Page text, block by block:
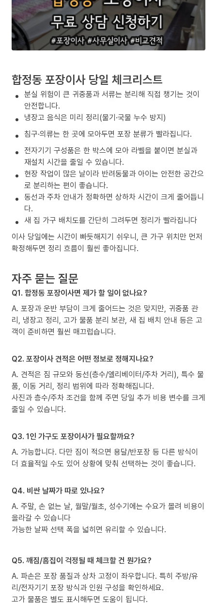
합정동 포장이사 당일 체크리스트
분실 위험이 큰 귀중품과 서류는 분리해 직접 챙기는 것이
안전합니다.
냉장고 음식은 미리 정리(물기·국물 누수 방지)
침구·의류는 한 곳에 모아두면 포장 분류가 빨라집니다.
전자기기 구성품은 한 박스에 모아 라벨을 붙이면 분실과
재설치 시간을 줄일 수 있습니다.
현장 작업이 많은 날이라 반려동물과 아이는 안전한 공간으
로 분리하는 편이 좋습니다.
동선과 주차 안내가 정확하면 상하차 시간이 크게 줄어듭니
다.
새 집 가구 배치도를 간단히 그려두면 정리가 빨라집니다
이사 당일에는 시간이 빠듯해지기 쉬우니, 큰 가구 위치만 먼저
확정해두면 정리 흐름이 훨씬 좋아집니다.
자주 묻는 질문
Q1. 합정동 포장이사면 제가 할 일이 없나요?
A. 포장과 운반 부담이 크게 줄어드는 것은 맞지만, 귀중품 관
리, 냉장고 정리, 고가 물품 분리 보관, 새 집 배치 안내 등은 고
객이 준비하면 훨씬 매끄럽습니다.
Q2. 포장이사 견적은 어떤 정보로 정해지나요?
A. 견적은 짐 규모와 동선(층수/엘리베이터/주차 거리), 특수 물
품, 이동 거리, 정리 범위에 따라 정확해집니다.
사진과 층수/주차 조건을 함께 주면 당일 추가 비용 변수를 크게
줄일 수 있습니다.
Q3. 1인 가구도 포장이사가 필요할까요?
A. 가능합니다. 다만 짐이 적으면 용달/반포장 등 다른 방식이
더 효율적일 수도 있어 상황에 맞춰 선택하는 것이 좋습니다.
Q4. 비싼 날짜가 따로 있나요?
A. 주말, 손 없는 날, 월말/월초, 성수기에는 수요가 몰려 비용이
올라갈 수 있습니다
가능한 날짜 선택 폭을 넓히면 유리할 수 있습니다.
Q5. 깨짐/흠집이 걱정될 때 체크할 건 뭔가요?
A. 파손은 포장 품질과 상차 고정이 좌우합니다. 특히 주방/유
리/전자기기 포장 방식과 인원 구성을 확인하세요.
고가 물품은 별도 표시해두면 도움이 됩니다.